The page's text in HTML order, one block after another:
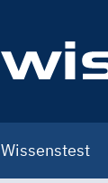
navigation
Wissenstest